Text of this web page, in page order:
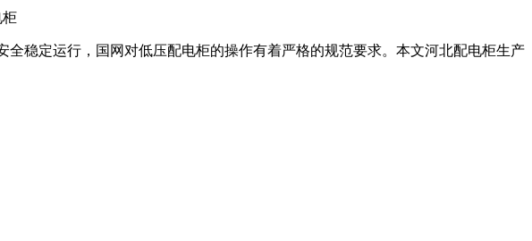
稳定运行，国网对低压配电柜的操作有着严格的规范要求。本文河北配电柜生产